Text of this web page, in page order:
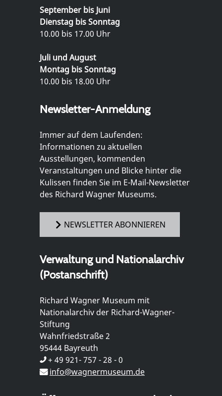
September bis Juni
Dienstag bis Sonntag
10.00 bis 17.00 Uhr
Juli und August
Montag bis Sonntag
10.00 bis 18.00 Uhr
Newsletter-Anmeldung
Immer auf dem Laufenden:
Informationen zu aktuellen
Ausstellungen, kommenden
Veranstaltungen und Blicke hinter die
Kulissen finden Sie im E-Mail-Newsletter
des Richard Wagner Museums.
NEWSLETTER ABONNIEREN
Verwaltung und Nationalarchiv
(Postanschrift)
Richard Wagner Museum mit
Nationalarchiv der Richard-Wagner-
Stiftung
Wahnfriedstraße 2
95444 Bayreuth
+ 49 921- 757 - 28 - 0
info@wagnermuseum.de